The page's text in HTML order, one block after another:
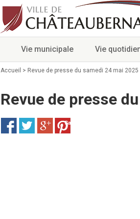
Vie municipale Vie
Accueil > Revue de presse du samedi 24 mai 2025
Revue de presse
Save